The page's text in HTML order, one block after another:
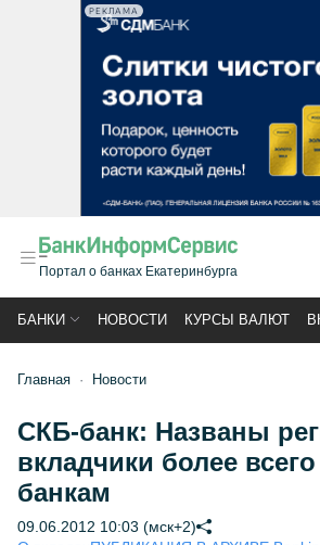
РЕКЛАМА
Портал о банках Екатеринбурга
БАНКИ НОВОСТИ КУРСЫ ВАЛЮТ
Главная Новости
СКБ-банк: Названы
вкладчики более
банкам
09.06.2012 10:03 (мск+2)